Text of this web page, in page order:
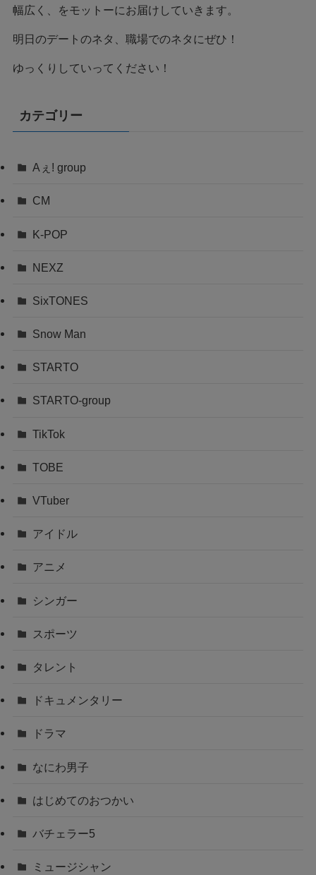
幅広く、をモットーにお届けしていきます。
明日のデートのネタ、職場でのネタにぜひ！
ゆっくりしていってください！
カテゴリー
Aぇ! group
CM
K-POP
NEXZ
SixTONES
Snow Man
STARTO
STARTO-group
TikTok
TOBE
VTuber
アイドル
アニメ
シンガー
スポーツ
タレント
ドキュメンタリー
ドラマ
なにわ男子
はじめてのおつかい
バチェラー5
ミュージシャン